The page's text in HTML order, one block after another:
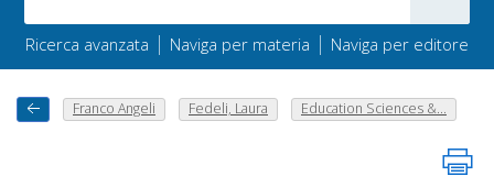
Ricerca avanzata | Naviga per materia | Naviga per editore
Franco Angeli Fedeli, Laura Education Sciences &...